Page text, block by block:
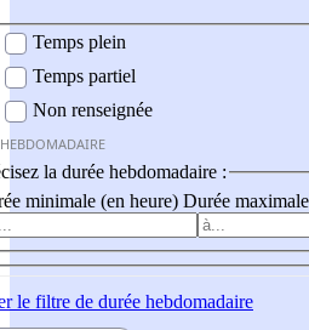
Temps plein
Temps partiel
Non renseignée
la durée hebdomadaire :
minimale (en heure) Durée
le filtre de durée hebdomadaire